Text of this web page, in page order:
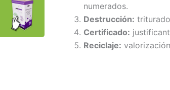
numerados.
Destrucción:
Certificado:
Reciclaje: